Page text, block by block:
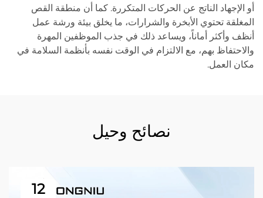
أو الإجهاد الناتج عن الحركات المتكررة. كما أن منطقة القص
المغلقة تحتوي الأبخرة والشرارات، ما يخلق بيئة ورشة عمل
أنظف وأكثر أماناً، ويساعد ذلك في جذب الموظفين المهرة
والاحتفاظ بهم، مع الالتزام في الوقت نفسه بأنظمة السلامة في
مكان العمل.
نصائح وحيل
12